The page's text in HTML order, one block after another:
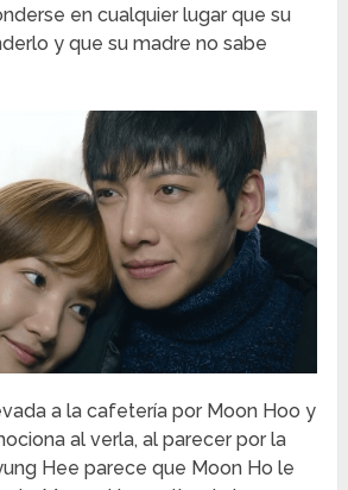
en cualquier lugar que su
y que su madre no sabe
a la cafetería por Moon Hoo y
al verla, al parecer por la
Hee parece que Moon Ho le